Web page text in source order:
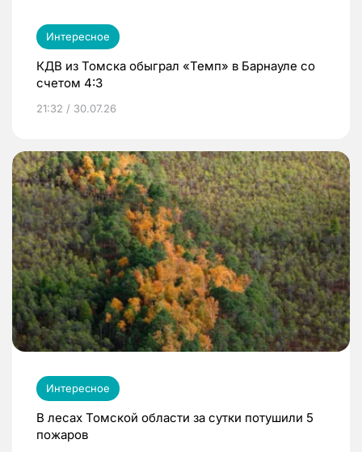
Интересное
КДВ из Томска обыграл «Темп» в Барнауле со
счетом 4:3
21:32 / 30.07.26
Интересное
В лесах Томской области за сутки потушили 5
пожаров